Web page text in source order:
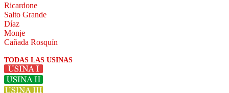
Ricardone
Salto Grande
Díaz
Monje
Cañada Rosquín
TODAS LAS USINAS